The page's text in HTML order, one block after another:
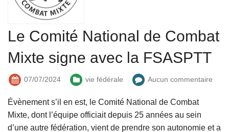
Le Comité National de Combat
Mixte signe avec la FSASPTT
07/07/2024 vie fédérale Aucun commentaire
Évènement s’il en est, le Comité National de Combat
Mixte, dont l’équipe officiait depuis 25 années au sein
d’une autre fédération, vient de prendre son autonomie et a